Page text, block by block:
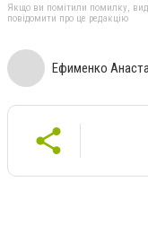
Якщо ви помітили помилку,
повідомити про це редакцію
Ефименко